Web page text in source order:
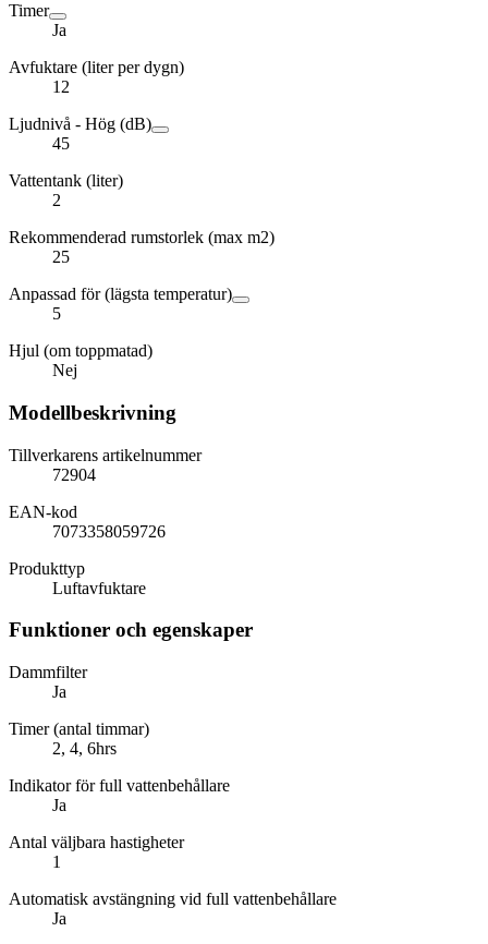
Timer
Ja
Avfuktare (liter per dygn)
12
Ljudnivå - Hög (dB)
45
Vattentank (liter)
2
Rekommenderad rumstorlek (max m2)
25
Anpassad för (lägsta temperatur)
5
Hjul (om toppmatad)
Nej
Modellbeskrivning
Tillverkarens artikelnummer
72904
EAN-kod
7073358059726
Produkttyp
Luftavfuktare
Funktioner och egenskaper
Dammfilter
Ja
Timer (antal timmar)
2, 4, 6hrs
Indikator för full vattenbehållare
Ja
Antal väljbara hastigheter
1
Automatisk avstängning vid full vattenbehållare
Ja